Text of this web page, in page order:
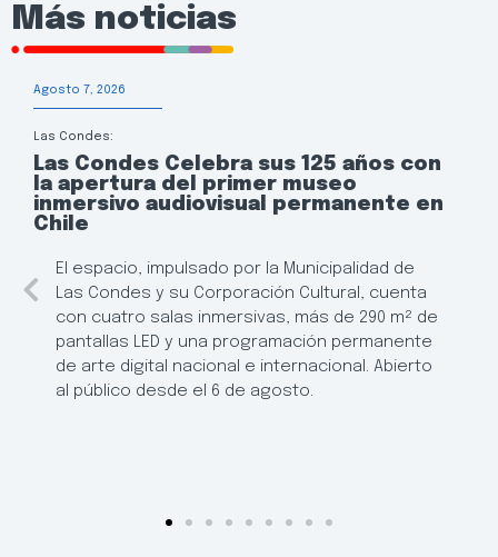
Más noticias
Agosto 7, 2026
Las Condes:
Las Condes Celebra sus 125 años con
la apertura del primer museo
inmersivo audiovisual permanente en
Chile
El espacio, impulsado por la Municipalidad de
Las Condes y su Corporación Cultural, cuenta
con cuatro salas inmersivas, más de 290 m² de
pantallas LED y una programación permanente
de arte digital nacional e internacional. Abierto
al público desde el 6 de agosto.